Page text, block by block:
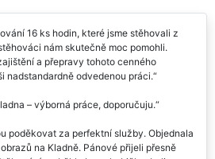
stěhování od zákazníků:
16 ks hodin, které jsme stěhovali z
nám skutečně moc pomohli.
a přepravy tohoto cenného
poděkovat za perfektní služby. Objednala